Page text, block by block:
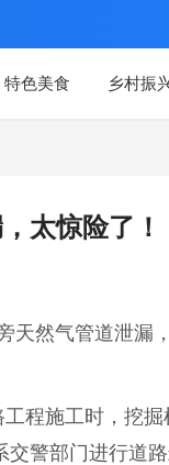
特色美食 乡村振
太惊险了！
天然气管道泄漏
程施工时，挖
警部门进行道路